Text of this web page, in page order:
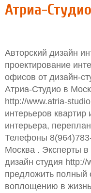
Атриа-Студио
Авторский дизайн
проектирование
офисов от дизайн-
Атриа-Студио в
http://www.atria-
интерьеров
интерьера,
Телефоны
Москва . Эксперты
дизайн студия http://
предложить полный
воплощению в